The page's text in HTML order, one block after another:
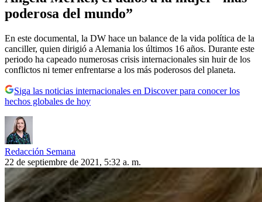
poderosa del mundo”
En este documental, la DW hace un balance de la vida política de la
canciller, quien dirigió a Alemania los últimos 16 años. Durante este
periodo ha capeado numerosas crisis internacionales sin huir de los
conflictos ni temer enfrentarse a los más poderosos del planeta.
Siga las noticias internacionales en Discover para conocer los
hechos globales de hoy
Redacción Semana
22 de septiembre de 2021, 5:32 a. m.